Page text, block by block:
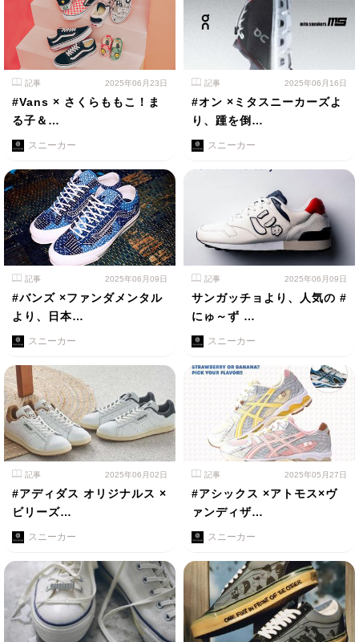
記事 2025年06月23日
#Vans × さくらももこ！ま
る子＆…
スニーカー
記事 2025年06月16日
#オン ×ミタスニーカーズよ
り、踵を倒…
スニーカー
記事 2025年06月09日
#バンズ ×ファンダメンタル
より、日本…
スニーカー
記事 2025年06月09日
サンガッチョより、人気の #
にゅ～ず …
スニーカー
記事 2025年06月02日
#アディダス オリジナルス ×
ビリーズ…
スニーカー
記事 2025年05月27日
#アシックス ×アトモス×ヴ
ァンディザ…
スニーカー